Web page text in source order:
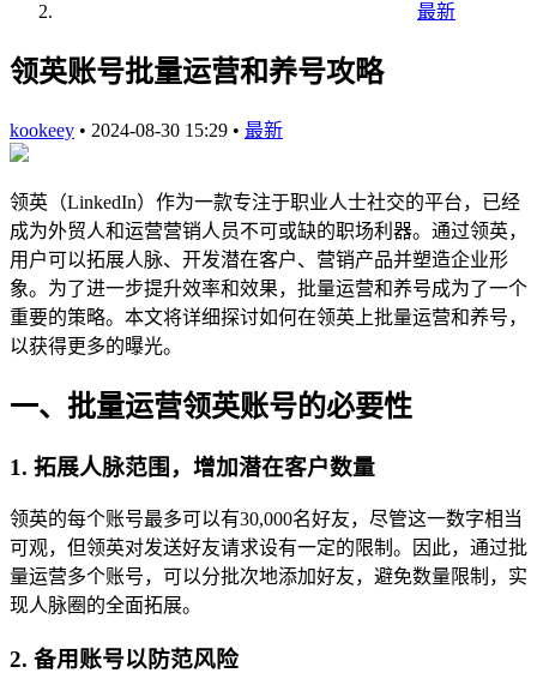
最新
领英账号批量运营和养号攻略
kookeey • 2024-08-30 15:29 • 最新
领英（LinkedIn）作为一款专注于职业人士社交的平台，已经
成为外贸人和运营营销人员不可或缺的职场利器。通过领英，
用户可以拓展人脉、开发潜在客户、营销产品并塑造企业形
象。为了进一步提升效率和效果，批量运营和养号成为了一个
重要的策略。本文将详细探讨如何在领英上批量运营和养号，
以获得更多的曝光。
一、批量运营领英账号的必要性
1. 拓展人脉范围，增加潜在客户数量
领英的每个账号最多可以有30,000名好友，尽管这一数字相当
可观，但领英对发送好友请求设有一定的限制。因此，通过批
量运营多个账号，可以分批次地添加好友，避免数量限制，实
现人脉圈的全面拓展。
2. 备用账号以防范风险